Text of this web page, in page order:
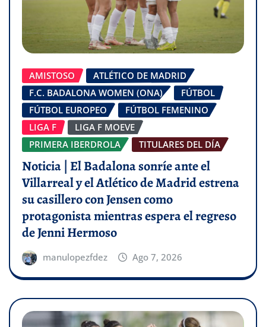
AMISTOSO
ATLÉTICO DE MADRID
F.C. BADALONA WOMEN (ONA)
FÚTBOL
FÚTBOL EUROPEO
FÚTBOL FEMENINO
LIGA F
LIGA F MOEVE
PRIMERA IBERDROLA
TITULARES DEL DÍA
Noticia | El Badalona sonríe ante el
Villarreal y el Atlético de Madrid estrena
su casillero con Jensen como
protagonista mientras espera el regreso
de Jenni Hermoso
manulopezfdez Ago 7, 2026